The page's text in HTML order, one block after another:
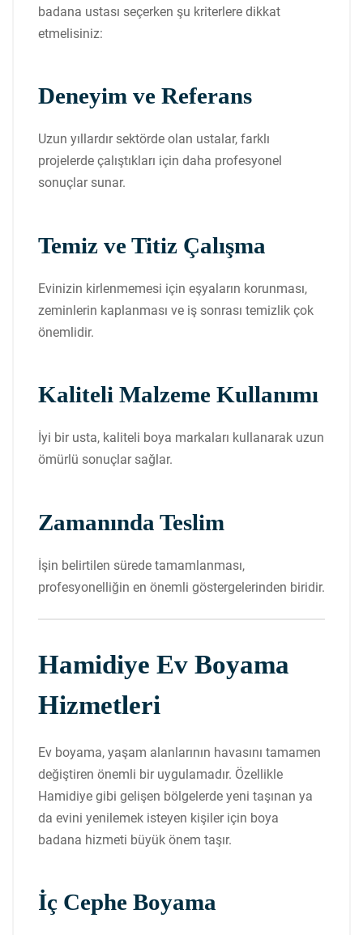
badana ustası seçerken şu kriterlere dikkat
etmelisiniz:
Deneyim ve Referans
Uzun yıllardır sektörde olan ustalar, farklı
projelerde çalıştıkları için daha profesyonel
sonuçlar sunar.
Temiz ve Titiz Çalışma
Evinizin kirlenmemesi için eşyaların korunması,
zeminlerin kaplanması ve iş sonrası temizlik çok
önemlidir.
Kaliteli Malzeme Kullanımı
İyi bir usta, kaliteli boya markaları kullanarak uzun
ömürlü sonuçlar sağlar.
Zamanında Teslim
İşin belirtilen sürede tamamlanması,
profesyonelliğin en önemli göstergelerinden biridir.
Hamidiye Ev Boyama
Hizmetleri
Ev boyama, yaşam alanlarının havasını tamamen
değiştiren önemli bir uygulamadır. Özellikle
Hamidiye gibi gelişen bölgelerde yeni taşınan ya
da evini yenilemek isteyen kişiler için boya
badana hizmeti büyük önem taşır.
İç Cephe Boyama